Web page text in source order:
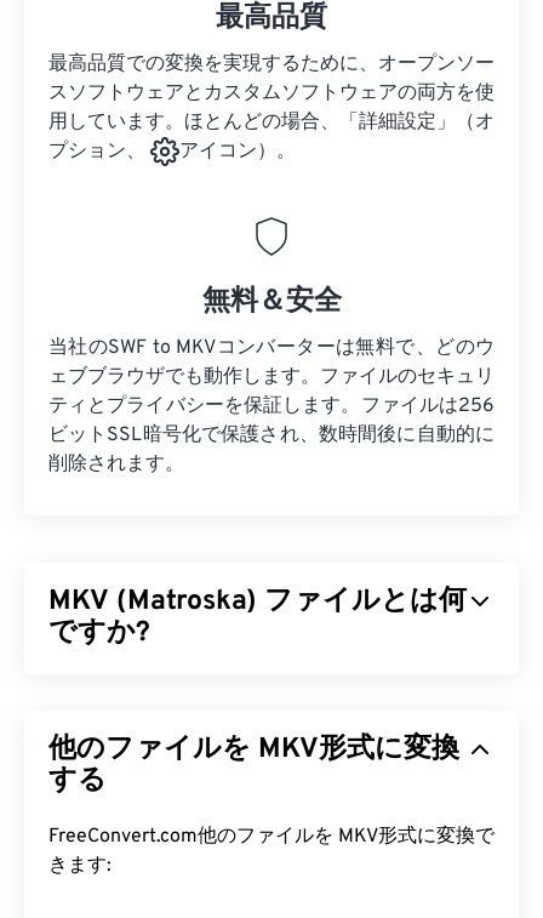
最高品質
最高品質での変換を実現するために、オープンソー
スソフトウェアとカスタムソフトウェアの両方を使
用しています。ほとんどの場合、「詳細設定」（オ
プション、
アイコン）。
無料＆安全
当社のSWF to MKVコンバーターは無料で、どのウ
ェブブラウザでも動作します。ファイルのセキュリ
ティとプライバシーを保証します。ファイルは256
ビットSSL暗号化で保護され、数時間後に自動的に
削除されます。
MKV (Matroska) ファイルとは何
ですか?
ァイルを保存できる、無料のオープンソースコンテ
ナ規格です。オープンソースであるため、ユーザー
イズできます。名前は「マトリョーシカ」人形に由
来しています。マトリョーシカ人形は、サイズが小
他のファイルを MKV形式に変換
する
FreeConvert.com他のファイルを MKV形式に変換で
きます: